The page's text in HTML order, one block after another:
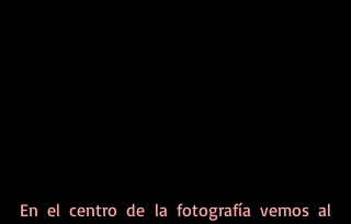
En el centro de la fotografía vemos al